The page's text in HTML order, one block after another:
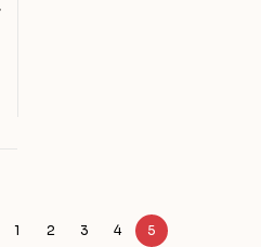
1 2 3 4 5